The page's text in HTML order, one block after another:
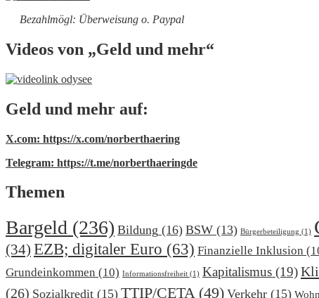
Bezahlmögl: Überweisung o. Paypal
Videos von „Geld und mehr“
Geld und mehr auf:
X.com: https://x.com/norberthaering
Telegram: https://t.me/norberthaeringde
Themen
Bargeld (236) Bildung (16) BSW (13) Bürgerbeteiligung (1)
(34) EZB; digitaler Euro (63) Finanzielle Inklusion
Grundeinkommen (10) Informationsfreiheit (1) Kapitalismus (19)
(26) Sozialkredit (15) TTIP/CETA(49) Verkehr (15)